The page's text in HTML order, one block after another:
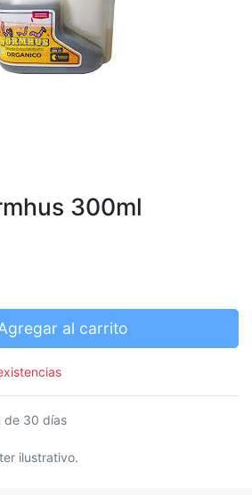
300ml
al carrito
de 30 días
ilustrativo.